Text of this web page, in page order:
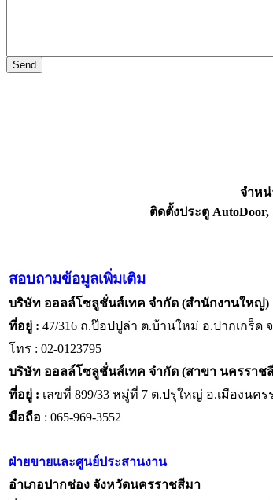
จำห
ติดตั้งประตู
สอบถามข้อมูลเพิ่มเติม
บริษัท ออลล์โซลูชั่นส์เทค จำกัด (สำนักงานใหญ่)
ที่อยู่ : 47/316 ถ.ป๊อปปูล่า ต.บ้านใหม่ อ.ปากเกร็ด
โทร : 02-0123795
บริษัท ออลล์โซลูชั่นส์เทค จำกัด (สาขา นครราช
ที่อยู่ : เลขที่ 899/33 หมู่ที่ 7 ต.ปรุใหญ่ อ.เมืองนค
มือถือ : 065-969-3552
ฝ่ายขายและศูนย์ประสานงาน
อำเภอปากช่อง จังหวัดนครราชสีมา